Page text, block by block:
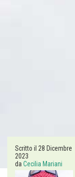
Scritto il 28 Dicembre
2023
da Cecilia Mariani